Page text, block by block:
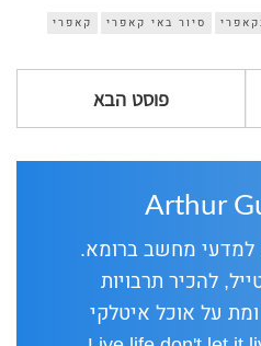
סיור באי קאפרי קאפרי
פוסט הבא
Arthur
למדעי מחשב ברומא.
להכיר תרבויות
על אוכל איטלקי